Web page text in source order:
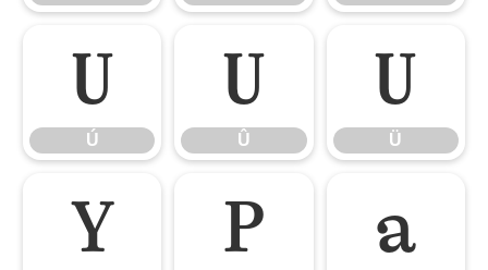
Ú
Ú
Û
Û
Ü
Ü
Ý Þ à